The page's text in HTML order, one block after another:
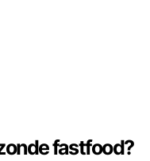
fastfood?